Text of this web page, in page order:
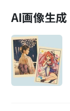
AI画像生成